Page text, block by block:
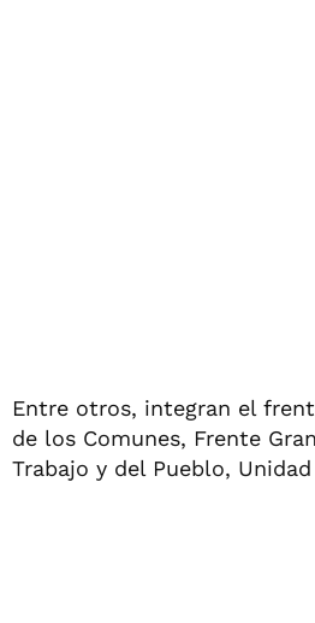
Entre otros, integran el
de los Comunes, Frente
Trabajo y del Pueblo,